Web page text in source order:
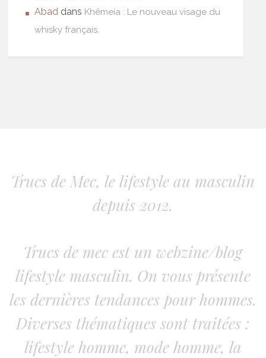
Abad dans Khêmeia : Le nouveau visage du
whisky français.
Trucs de Mec, le lifestyle au masculin
depuis 2012.
Trucs de mec est un webzine/blog
lifestyle masculin. On vous présente
les dernières tendances pour hommes.
Diverses thématiques sont traitées :
lifestyle homme, mode homme, la